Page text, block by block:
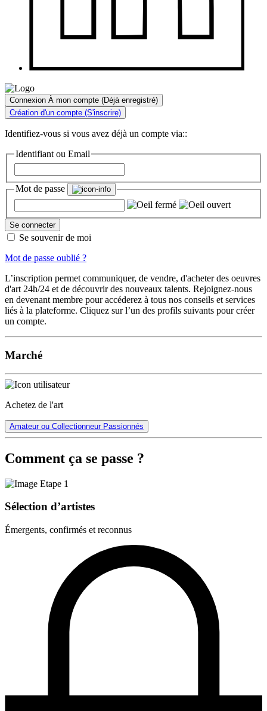
Connexion À mon compte (Déjà enregistré)
Création d'un compte (S'inscrire)
Identifiez-vous si vous avez déjà un compte via::
Identifiant ou Email
Mot de passe
Se connecter
Se souvenir de moi
Mot de passe oublié ?
L’inscription permet communiquer, de vendre, d'acheter des oeuvres
d'art 24h/24 et de découvrir des nouveaux talents. Rejoignez-nous
en devenant membre pour accéderez à tous nos conseils et services
liés à la plateforme. Cliquez sur l’un des profils suivants pour créer
un compte.
Marché
Achetez de l'art
Amateur ou Collectionneur Passionnés
Comment ça se passe ?
Sélection d’artistes
Émergents, confirmés et reconnus